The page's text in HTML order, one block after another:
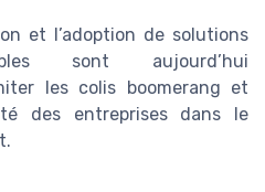
et l’adoption de solutions
sont aujourd’hui
les colis boomerang et
des entreprises dans le